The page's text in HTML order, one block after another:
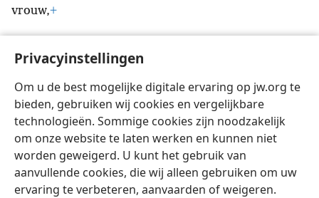
Privacyinstellingen
Om u de best mogelijke digitale ervaring op jw.org te
bieden, gebruiken wij cookies en vergelijkbare
technologieën. Sommige cookies zijn noodzakelijk
om onze website te laten werken en kunnen niet
worden geweigerd. U kunt het gebruik van
aanvullende cookies, die wij alleen gebruiken om uw
ervaring te verbeteren, aanvaarden of weigeren.
vrouw,+
Nederlands Instellingen
Copyright © 2026 Watch Tower Bible and Tract Society of Pennsylvania
Gebruiksvoorwaarden Privacybeleid
JW.ORG
Inloggen